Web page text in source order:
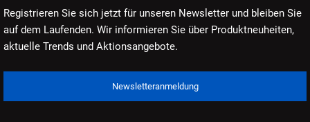
Registrieren Sie sich jetzt für unseren Newsletter und bleiben Sie
auf dem Laufenden. Wir informieren Sie über Produktneuheiten,
aktuelle Trends und Aktionsangebote.
Newsletteranmeldung